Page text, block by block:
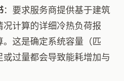
：要求服务商提供基于建筑
计算的详细冷热负荷报
这是确定系统容量（匹
过量都会导致能耗增加与